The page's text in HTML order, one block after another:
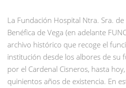
La Fundación Hospital Ntra. Sra.
Benéfica de Vega (en adelante
archivo histórico que recoge el
institución desde los albores de su
por el Cardenal Cisneros, hasta
quinientos años de existencia. En